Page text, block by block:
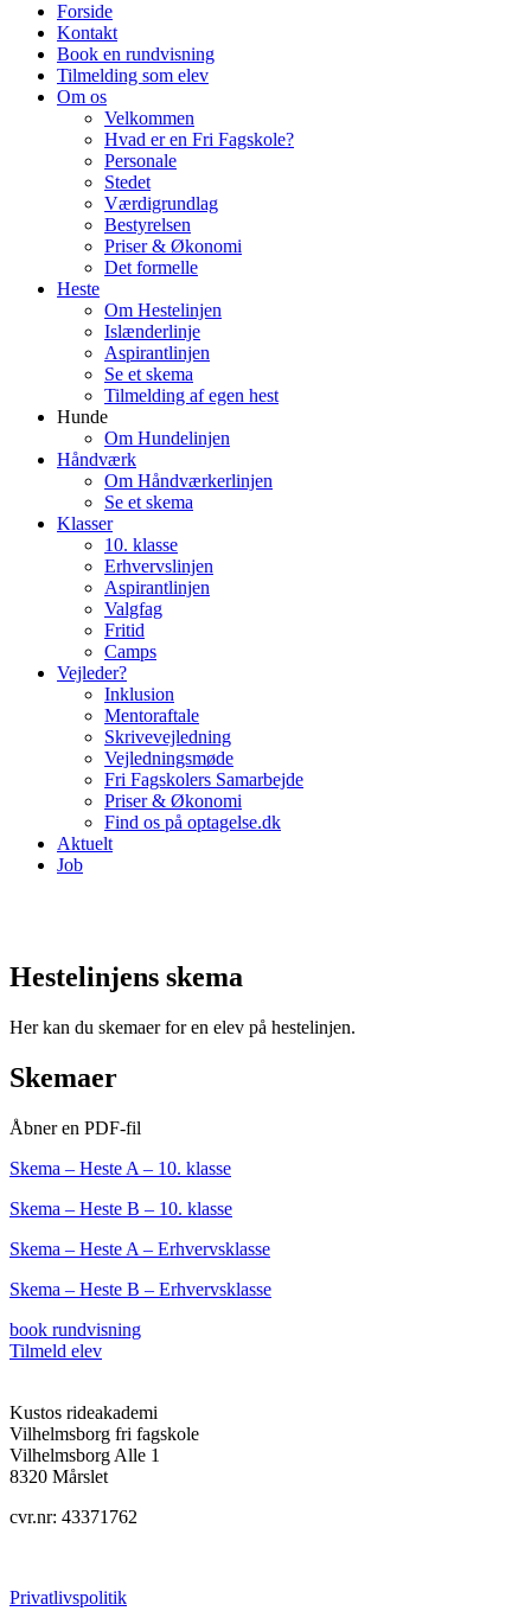
Forside
Kontakt
Book en rundvisning
Tilmelding som elev
Om os
Velkommen
Hvad er en Fri Fagskole?
Personale
Stedet
Værdigrundlag
Bestyrelsen
Priser & Økonomi
Det formelle
Heste
Om Hestelinjen
Islænderlinje
Aspirantlinjen
Se et skema
Tilmelding af egen hest
Hunde
Om Hundelinjen
Håndværk
Om Håndværkerlinjen
Se et skema
Klasser
10. klasse
Erhvervslinjen
Aspirantlinjen
Valgfag
Fritid
Camps
Vejleder?
Inklusion
Mentoraftale
Skrivevejledning
Vejledningsmøde
Fri Fagskolers Samarbejde
Priser & Økonomi
Find os på optagelse.dk
Aktuelt
Job
Hestelinjens skema
Her kan du skemaer for en elev på hestelinjen.
Skemaer
Åbner en PDF-fil
Skema – Heste A – 10. klasse
Skema – Heste B – 10. klasse
Skema – Heste A – Erhvervsklasse
Skema – Heste B – Erhvervsklasse
book rundvisning
Tilmeld elev
Kustos rideakademi
Vilhelmsborg fri fagskole
Vilhelmsborg Alle 1
8320 Mårslet
cvr.nr: 43371762
Privatlivspolitik